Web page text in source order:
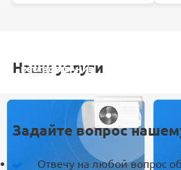
Наши услуги
УСТАНОВКА
ОБСЛУЖИВАНИЕ
Задайте вопрос
Отвечу на любой вопрос